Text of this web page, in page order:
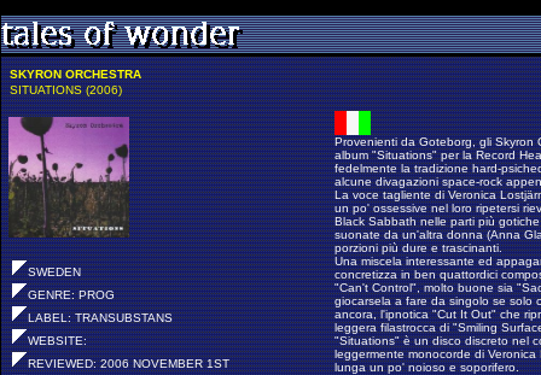
SKYRON ORCHESTRA
SITUATIONS (2006)
SWEDEN
GENRE: PROG
LABEL: TRANSUBSTANS
WEBSITE:
REVIEWED: 2006 NOVEMBER 1ST
Provenienti da Goteborg, gli Skyron
album "Situations" per la Record
fedelmente la tradizione hard-
alcune divagazioni space-rock
La voce tagliente di Veronica
un po' ossessive nel loro ripetersi
Black Sabbath nelle parti più
suonate da un'altra donna (Anna
porzioni più dure e trascinanti.
Una miscela interessante ed
concretizza in ben quattordici
"Can't Control", molto buone sia
giocarsela a fare da singolo se solo
ancora, l'ipnotica "Cut It Out" che
leggera filastrocca di "Smiling
"Situations" è un disco discreto nel
leggermente monocorde di
lunga un po' noioso e soporifero.